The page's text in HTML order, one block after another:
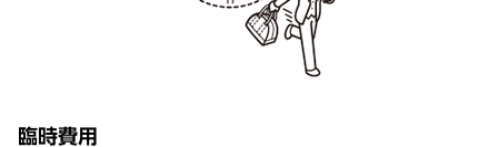
臨時費用